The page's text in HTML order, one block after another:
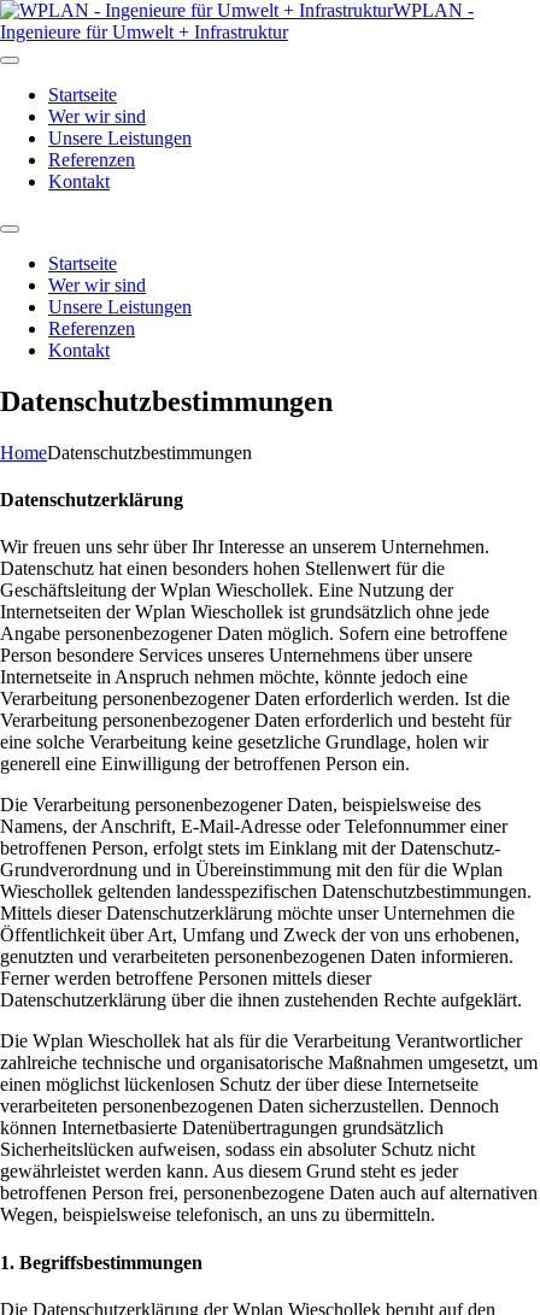
WPLAN -
Ingenieure für Umwelt + Infrastruktur
Startseite
Wer wir sind
Unsere Leistungen
Referenzen
Kontakt
Startseite
Wer wir sind
Unsere Leistungen
Referenzen
Kontakt
Datenschutzbestimmungen
HomeDatenschutzbestimmungen
Datenschutzerklärung
Wir freuen uns sehr über Ihr Interesse an unserem Unternehmen.
Datenschutz hat einen besonders hohen Stellenwert für die
Geschäftsleitung der Wplan Wieschollek. Eine Nutzung der
Internetseiten der Wplan Wieschollek ist grundsätzlich ohne jede
Angabe personenbezogener Daten möglich. Sofern eine betroffene
Person besondere Services unseres Unternehmens über unsere
Internetseite in Anspruch nehmen möchte, könnte jedoch eine
Verarbeitung personenbezogener Daten erforderlich werden. Ist die
Verarbeitung personenbezogener Daten erforderlich und besteht für
eine solche Verarbeitung keine gesetzliche Grundlage, holen wir
generell eine Einwilligung der betroffenen Person ein.
Die Verarbeitung personenbezogener Daten, beispielsweise des
Namens, der Anschrift, E-Mail-Adresse oder Telefonnummer einer
betroffenen Person, erfolgt stets im Einklang mit der Datenschutz-
Grundverordnung und in Übereinstimmung mit den für die Wplan
Wieschollek geltenden landesspezifischen Datenschutzbestimmungen.
Mittels dieser Datenschutzerklärung möchte unser Unternehmen die
Öffentlichkeit über Art, Umfang und Zweck der von uns erhobenen,
genutzten und verarbeiteten personenbezogenen Daten informieren.
Ferner werden betroffene Personen mittels dieser
Datenschutzerklärung über die ihnen zustehenden Rechte aufgeklärt.
Die Wplan Wieschollek hat als für die Verarbeitung Verantwortlicher
zahlreiche technische und organisatorische Maßnahmen umgesetzt, um
einen möglichst lückenlosen Schutz der über diese Internetseite
verarbeiteten personenbezogenen Daten sicherzustellen. Dennoch
können Internetbasierte Datenübertragungen grundsätzlich
Sicherheitslücken aufweisen, sodass ein absoluter Schutz nicht
gewährleistet werden kann. Aus diesem Grund steht es jeder
betroffenen Person frei, personenbezogene Daten auch auf alternativen
Wegen, beispielsweise telefonisch, an uns zu übermitteln.
1. Begriffsbestimmungen
Die Datenschutzerklärung der Wplan Wieschollek beruht auf den